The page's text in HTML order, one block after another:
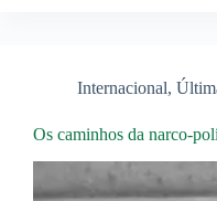
Internacional,
Os caminhos da narco-